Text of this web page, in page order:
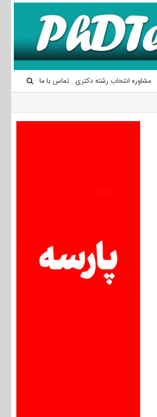
مشاوره انتخاب رشته دکتری تماس با ما